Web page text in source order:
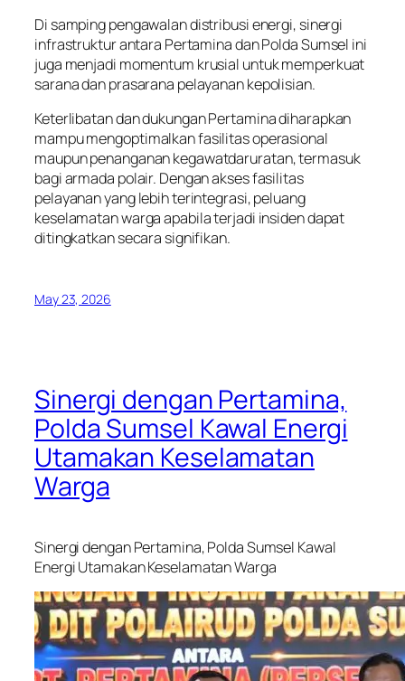
Di samping pengawalan distribusi energi, sinergi
infrastruktur antara Pertamina dan Polda Sumsel ini
juga menjadi momentum krusial untuk memperkuat
sarana dan prasarana pelayanan kepolisian.
Keterlibatan dan dukungan Pertamina diharapkan
mampu mengoptimalkan fasilitas operasional
maupun penanganan kegawatdaruratan, termasuk
bagi armada polair. Dengan akses fasilitas
pelayanan yang lebih terintegrasi, peluang
keselamatan warga apabila terjadi insiden dapat
ditingkatkan secara signifikan.
May 23, 2026
Sinergi dengan Pertamina,
Polda Sumsel Kawal Energi
Utamakan Keselamatan
Warga
Sinergi dengan Pertamina, Polda Sumsel Kawal
Energi Utamakan Keselamatan Warga